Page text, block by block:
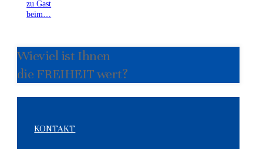
zu Gast
beim…
Wieviel ist Ihnen
die FREIHEIT wert?
KONTAKT